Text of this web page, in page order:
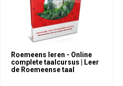
Roemeens leren - Online
complete taalcursus | Leer
de Roemeense taal